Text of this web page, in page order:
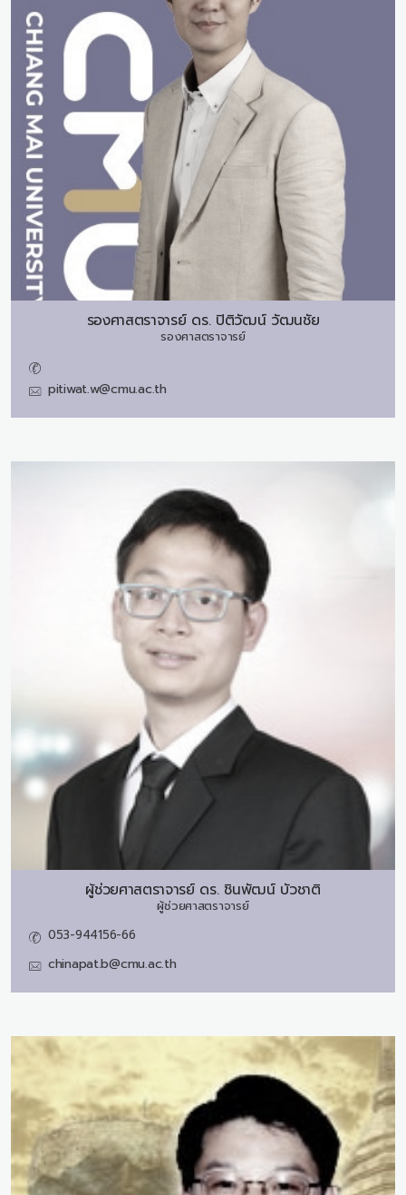
รองศาสตราจารย์ ดร. ปิติวัฒน์ วัฒนชัย
รองศาสตราจารย์
pitiwat.w@cmu.ac.th
ผู้ช่วยศาสตราจารย์ ดร. ชินพัฒน์ บัวชาติ
ผู้ช่วยศาสตราจารย์
053-944156-66
chinapat.b@cmu.ac.th